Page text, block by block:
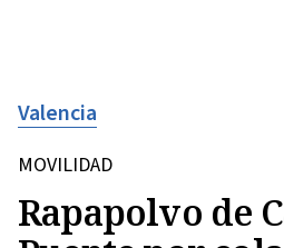
Valencia
MOVILIDAD
Rapapolvo de